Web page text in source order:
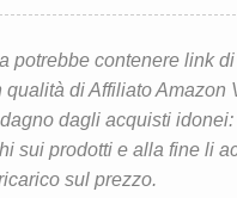
potrebbe contenere link di
qualità di Affiliato Amazon
dagli acquisti
sui prodotti e alla fine li
sul prezzo.